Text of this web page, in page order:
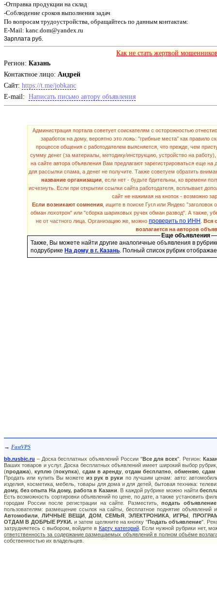
-Отправка продукции на склад
-Соблюдение сроков выполнения задач
По вопросам трудоустройства, обращайтесь по данным контактам:
E-Mail: kanc.dom@yandex.ru
Зарплата руб.
Как не стать жертвой
Регион: Казань
Контактное лицо: Андрей
Cайт: https://t.me/jobkanc
E-mail: Написать письмо автору объявления
Администрация портала советует соискателям с осторожностью
заработок на дому, вероятно это ложь: "грибные места" как правило
процессе общения с работодателем выясняется, что прежде, чем
сумму денег (за материалы, методику/инструкцию, устройство на
на сайте автора объявления Вам предлагают зарегистрироваться еще на
для рассылки спама, а денег не получите. Также советуем обратить
название организации , если нет - будьте бдительны, ко времени
исчезнуть. Если при открытии ссылки сайта работодателя, всплывает
сайт не нажимая на кнопок - возможно
Если возникают сомнения , ищите в поиске Гугл или Яндекс
обман лохотрон" или "сборка шариковых ручек обман развод". А также,
не от частного лица. Организацию же, можно проверить по ИНН
Вся
возлагается на авторов
Еще объявления
Также, Вы можете найти другие аналогичные объявления в
подрубрике На дому в г. Казань. Полный список рубрик
→ FastVPS
bb.rusbic.ru – Доска бесплатных объявлений России "Все для всех". Регион:
Ваших товаров и услуг. Доска бесплатных объявлений имеет широкий выбор
(продажа), куплю (покупка), сдам в аренду отдам бесплатно обменяю сдам
Продать или купить Вы можете из рук в руки по лучшим ценам: авто:
изделия, косметика, мебель, товары для дома и для детей, бытовая техника:
дому, без опыта На дому, работа в Казани . В каждой рубрике можно найти
Есть возможность сортировки объявлений по цене, по дате, а также установить
городам России после регистрации на сайте. Разместить,подать
пользователям: размещение ссылок на сайты, бесплатное поднятие
Автомобили ,ЛИЧНЫЕ ВЕЩИ ,ДОМ ,СЕМЬЯ ,ЭЛЕКТРОНИКА ,ИГРЫ
ОТДАМ В ДОБРЫЕ РУКИ. и затем щелкните на кнопку "Подать объявление".
затрудняетесь с выбором, войдите в Карту категорий. Если нужной рубрики нет,
ответственность за содержание размещаемых объявлений в полном объёме
собственностью их владельцев.